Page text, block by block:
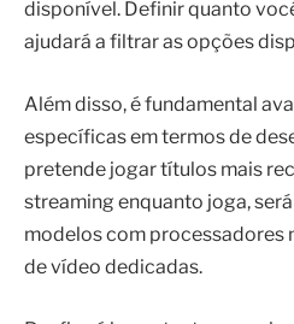
disponível. Definir quanto
ajudará a filtrar as opções
Além disso, é fundamental
específicas em termos de
pretende jogar títulos mais
streaming enquanto joga,
modelos com processadores
de vídeo dedicadas.